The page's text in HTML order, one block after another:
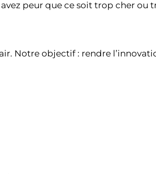
peur que ce soit trop cher ou
Notre objectif : rendre